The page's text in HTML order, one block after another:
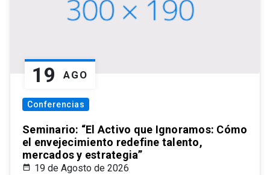
19 AGO
Conferencias
Seminario: “El Activo que Ignoramos: Cómo
el envejecimiento redefine talento,
mercados y estrategia”
19 de Agosto de 2026